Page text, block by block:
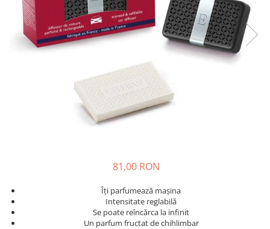
81,00 RON
Îți parfumează mașina
Intensitate reglabilă
Se poate reîncărca la infinit
Un parfum fructat de chihlimbar